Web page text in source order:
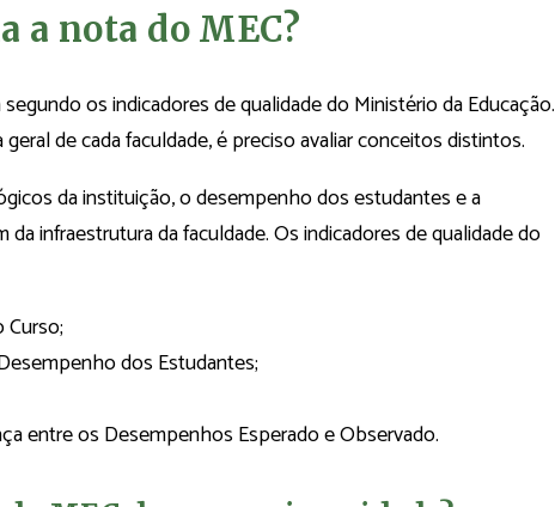
a nota do MEC?
os indicadores de qualidade do Ministério da Educação.
de cada faculdade, é preciso avaliar conceitos distintos.
da instituição, o desempenho dos estudantes e a
infraestrutura da faculdade. Os indicadores de qualidade do
Curso;
dos Estudantes;
entre os Desempenhos Esperado e Observado.